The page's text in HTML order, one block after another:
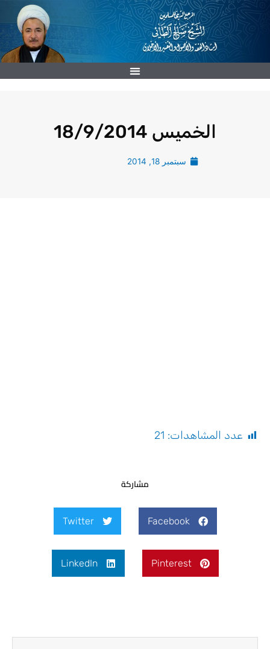
تخطي
الخميس 18/9/2014
سبتمبر 18, 2014
عدد المشاهدات: 21
مشاركة
Facebook
Twitter
Pinterest
LinkedIn